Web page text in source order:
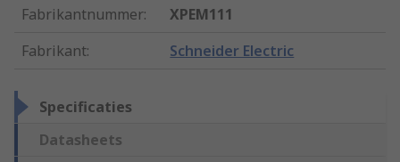
Fabrikantnummer:
XPEM111
Fabrikant: Schneider Electric
Specificaties
Datasheets